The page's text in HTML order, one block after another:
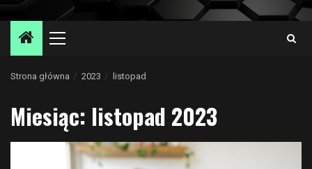
Menu
Strona główna 2023 listopad
Miesiąc: listopad 2023